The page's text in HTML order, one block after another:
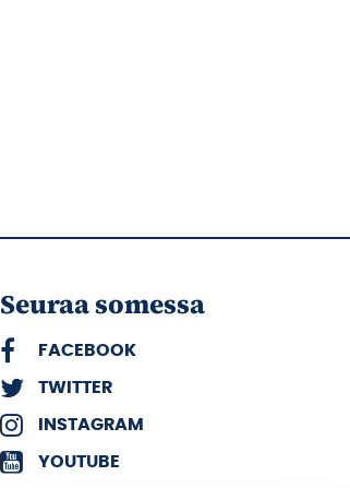
Seuraa somessa
FACEBOOK
TWITTER
INSTAGRAM
YOUTUBE